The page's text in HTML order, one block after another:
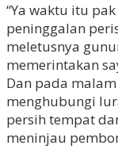
“Ya waktu itu
peninggalan
meletusnya
memerintakan
Dan pada
menghubungi
persih tempat
meninjau